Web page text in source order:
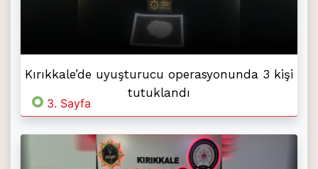
Kırıkkale’de uyuşturucu operasyonunda 3 kişi
tutuklandı
3. Sayfa